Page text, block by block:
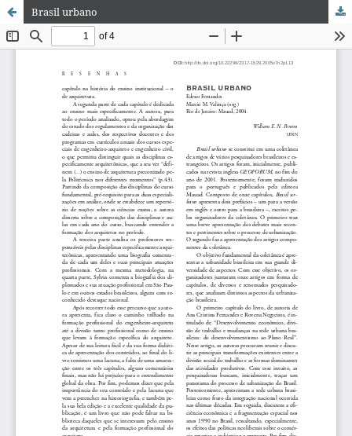
Brasil urbano